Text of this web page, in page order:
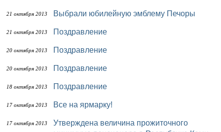
21 октября 2013 Выбрали юбилейную эмблему Печоры
21 октября 2013 Поздравление
20 октября 2013 Поздравление
20 октября 2013 Поздравление
18 октября 2013 Поздравление
17 октября 2013 Все на ярмарку!
17 октября 2013
Утверждена величина прожиточного